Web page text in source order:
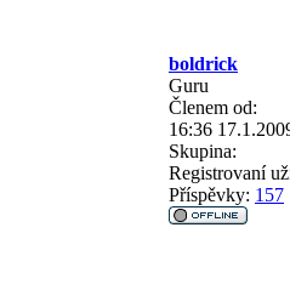
boldrick
Guru
Členem od:
16:36
Skupina:
Registrovaní
Příspěvky: 157